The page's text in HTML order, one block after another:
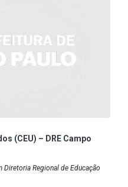
(CEU) – DRE Campo
Regional de Educação